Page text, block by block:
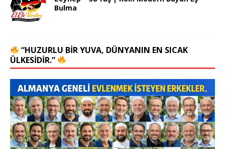
Bulma
“HUZURLU BIR YUVA, DÜNYANIN EN SICAK
ÜLKESIDIR.”